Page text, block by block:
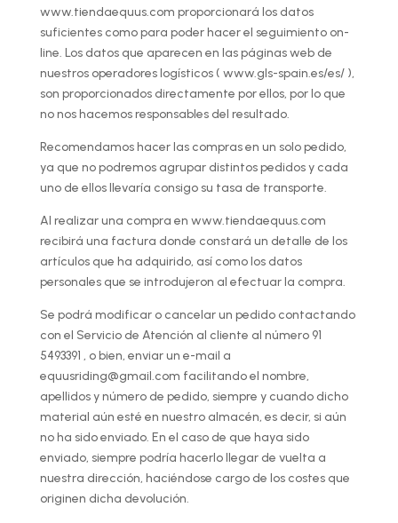
www.tiendaequus.com proporcionará los datos
suficientes como para poder hacer el seguimiento on-
line. Los datos que aparecen en las páginas web de
nuestros operadores logísticos ( www.gls-spain.es/es/ ),
son proporcionados directamente por ellos, por lo que
no nos hacemos responsables del resultado.
Recomendamos hacer las compras en un solo pedido,
ya que no podremos agrupar distintos pedidos y cada
uno de ellos llevaría consigo su tasa de transporte.
Al realizar una compra en www.tiendaequus.com
recibirá una factura donde constará un detalle de los
artículos que ha adquirido, así como los datos
personales que se introdujeron al efectuar la compra.
Se podrá modificar o cancelar un pedido contactando
con el Servicio de Atención al cliente al número 91
5493391 , o bien, enviar un e-mail a
equusriding@gmail.com facilitando el nombre,
apellidos y número de pedido, siempre y cuando dicho
material aún esté en nuestro almacén, es decir, si aún
no ha sido enviado. En el caso de que haya sido
enviado, siempre podría hacerlo llegar de vuelta a
nuestra dirección, haciéndose cargo de los costes que
originen dicha devolución.